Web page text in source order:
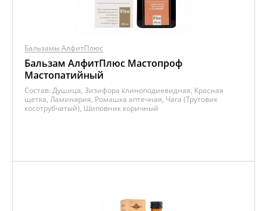
Бальзамы АлфитПлюс
Бальзам АлфитПлюс Мастопроф
Мастопатийный
Состав: Душица, Зизифора клиноподиевидная, Красная
щетка, Ламинария, Ромашка аптечная, Чага (Трутовик
косотрубчатый), Шиповник коричный